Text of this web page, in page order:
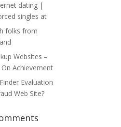
dating |
singles at
folks from
Websites –
Achievement
Evaluation
Web Site?